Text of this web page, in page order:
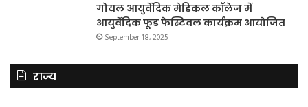
गोयल आयुर्वेदिक मेडिकल कॉलेज में
आयुर्वेदिक फूड फेस्टिवल कार्यक्रम आयोजित
September 18, 2025
राज्य